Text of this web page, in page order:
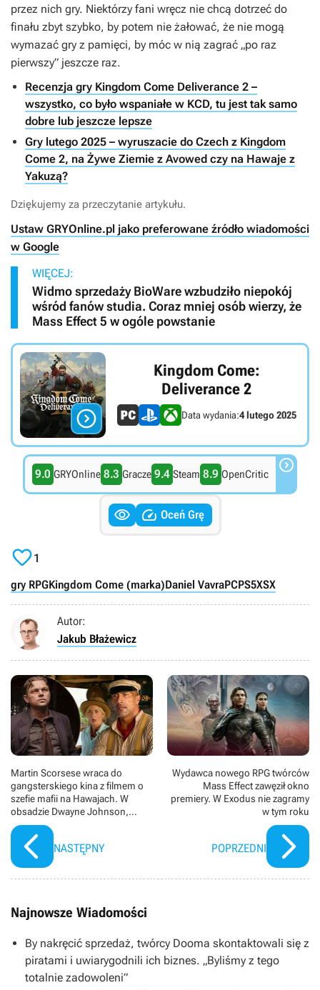
przez nich gry. Niektórzy fani wręcz nie chcą dotrzeć do
finału zbyt szybko, by potem nie żałować, że nie mogą
wymazać gry z pamięci, by móc w nią zagrać „po raz
pierwszy” jeszcze raz.
Recenzja gry Kingdom Come Deliverance 2 –
wszystko, co było wspaniałe w KCD, tu jest tak samo
dobre lub jeszcze lepsze
Gry lutego 2025 – wyruszacie do Czech z Kingdom
Come 2, na Żywe Ziemie z Avowed czy na Hawaje z
Yakuzą?
Dziękujemy za przeczytanie artykułu.
Ustaw GRYOnline.pl jako preferowane źródło wiadomości
w Google
WIĘCEJ:
Widmo sprzedaży BioWare wzbudziło niepokój
wśród fanów studia. Coraz mniej osób wierzy, że
Mass Effect 5 w ogóle powstanie

Kingdom Come:
Deliverance 2
Data wydania:4 lutego 2025
9.0 GRYOnline 8.3 Gracze 9.4 Steam 8.9 OpenCritic 
  Oceń Grę
1
gry RPGKingdom Come (marka)Daniel VavraPCPS5XSX
Autor:
Jakub Błażewicz
Martin Scorsese wraca do
gangsterskiego kina z filmem o
szefie mafii na Hawajach. W
obsadzie Dwayne Johnson,
Leonardo DiCaprio i Emily Blunt
NASTĘPNY
Wydawca nowego RPG twórców
Mass Effect zawęził okno
premiery. W Exodus nie zagramy
w tym roku
POPRZEDNI
Najnowsze Wiadomości
By nakręcić sprzedaż, twórcy Dooma skontaktowali się z
piratami i uwiarygodnili ich biznes. „Byliśmy z tego
totalnie zadowoleni”